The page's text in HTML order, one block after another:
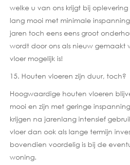
welke u van ons krijgt bij
lang mooi met minimale
jaren toch eens eens groot
wordt door ons als nieuw
vloer mogelijk is!
15. Houten vloeren zijn duur, toch?
Hoogwaardige houten vloeren
mooi en zijn met geringe
krijgen na jarenlang intensief
vloer dan ook als lange termijn
bovendien voordelig is bij de
woning.